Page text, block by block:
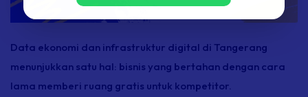
Data ekonomi dan infrastruktur digital di Tangerang
menunjukkan satu hal: bisnis yang bertahan dengan cara
lama memberi ruang gratis untuk kompetitor.